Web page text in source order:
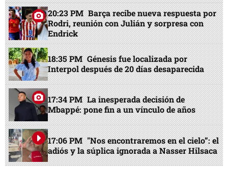
20:23 PM Barça recibe nueva respuesta por
Rodri, reunión con Julián y sorpresa con
Endrick
18:35 PM Génesis fue localizada por
Interpol después de 20 días desaparecida
17:34 PM La inesperada decisión de
Mbappé: pone fin a un vínculo de años
17:06 PM "Nos encontraremos en el cielo”: el
adiós y la súplica ignorada a Nasser Hilsaca